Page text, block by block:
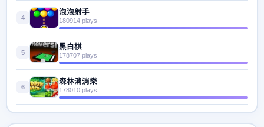
4
泡泡射手
180914 plays
5
黑白棋
178707 plays
6
森林消消樂
178010 plays